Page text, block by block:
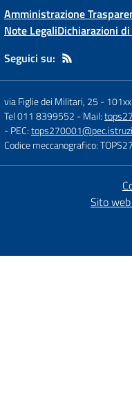
Amministrazione
Note LegaliDichiarazioni
Seguici su:
via Figlie dei Militari, 25 -
Tel 011 8399552 - Mail:
- PEC:
Codice meccanografico:
Sito